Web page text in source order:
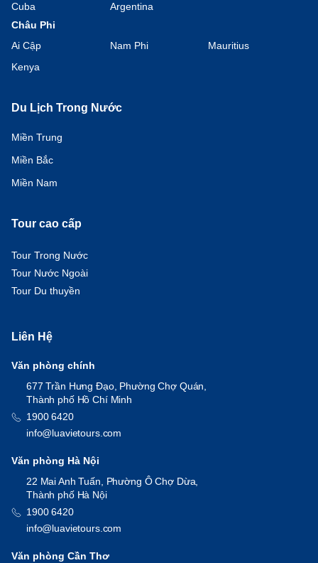
Cuba
Argentina
Châu Phi
Ai Cập
Nam Phi
Mauritius
Kenya
Du Lịch Trong Nước
Miền Trung
Miền Bắc
Miền Nam
Tour cao cấp
Tour Trong Nước
Tour Nước Ngoài
Tour Du thuyền
Liên Hệ
Văn phòng chính
677 Trần Hưng Đạo, Phường Chợ Quán,
Thành phố Hồ Chí Minh
1900 6420
info@luavietours.com
Văn phòng Hà Nội
22 Mai Anh Tuấn, Phường Ô Chợ Dừa,
Thành phố Hà Nội
1900 6420
info@luavietours.com
Văn phòng Cần Thơ